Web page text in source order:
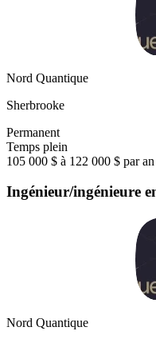
Nord Quantique
Sherbrooke
Permanent
Temps plein
105 000 $ à 122 000 $ par an
Ingénieur/ingénieure
Nord Quantique